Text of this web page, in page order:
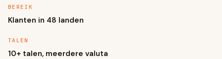
BEREIK
Klanten in 48 landen
TALEN
10+ talen, meerdere valuta